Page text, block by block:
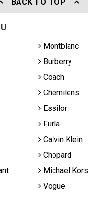
BACK TO TOP
Montblanc
Burberry
Coach
Chemilens
Essilor
Furla
Calvin Klein
Chopard
Michael Kors
Vogue